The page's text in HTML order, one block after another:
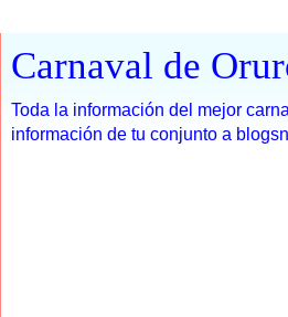
Carnaval de
Toda la información del mejor
información de tu conjunto a